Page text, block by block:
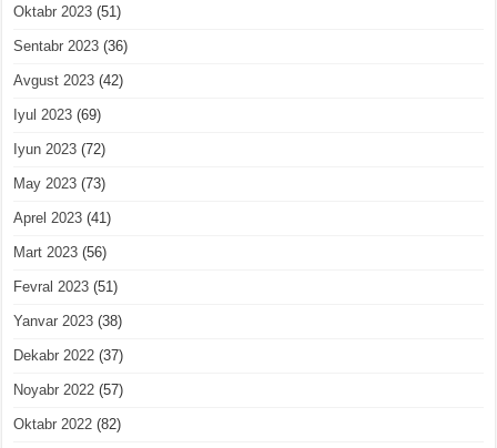
Oktabr 2023 (51)
Sentabr 2023 (36)
Avgust 2023 (42)
Iyul 2023 (69)
Iyun 2023 (72)
May 2023 (73)
Aprel 2023 (41)
Mart 2023 (56)
Fevral 2023 (51)
Yanvar 2023 (38)
Dekabr 2022 (37)
Noyabr 2022 (57)
Oktabr 2022 (82)